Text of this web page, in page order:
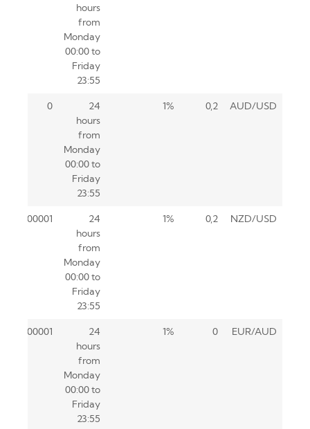
hours
from
Monday
00:00 to
Friday
23:55
AUD/USD
0,2
1%
24
hours
from
Monday
00:00 to
Friday
23:55
0
NZD/USD
0,2
1%
24
hours
from
Monday
00:00 to
Friday
23:55
0.00001
EUR/AUD
0
1%
24
hours
from
Monday
00:00 to
Friday
23:55
0.00001